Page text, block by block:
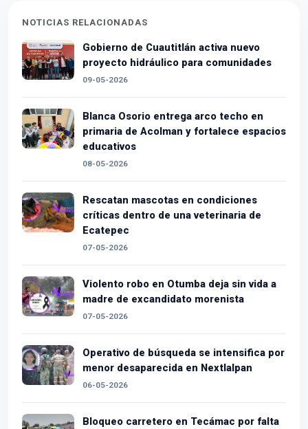
NOTICIAS RELACIONADAS
Gobierno de Cuautitlán activa nuevo
proyecto hidráulico para comunidades
09-05-2026
Blanca Osorio entrega arco techo en
primaria de Acolman y fortalece espacios
educativos
08-05-2026
Rescatan mascotas en condiciones
críticas dentro de una veterinaria de
Ecatepec
07-05-2026
Violento robo en Otumba deja sin vida a
madre de excandidato morenista
07-05-2026
Operativo de búsqueda se intensifica por
menor desaparecida en Nextlalpan
06-05-2026
Bloqueo carretero en Tecámac por falta